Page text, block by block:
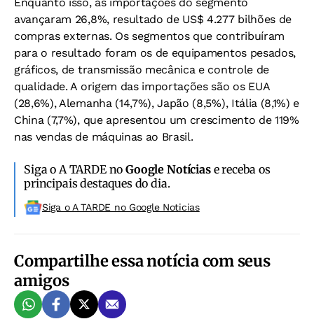
avançaram 26,8%, resultado de US$ 4.277 bilhões de
compras externas. Os segmentos que contribuíram
para o resultado foram os de equipamentos pesados,
gráficos, de transmissão mecânica e controle de
qualidade. A origem das importações são os EUA
(28,6%), Alemanha (14,7%), Japão (8,5%), Itália (8,1%) e
China (7,7%), que apresentou um crescimento de 119%
nas vendas de máquinas ao Brasil.
Siga o A TARDE noGoogle Notíciase receba os
principais destaques do dia.
Siga o A TARDE no Google Noticias
Compartilhe essa notícia com seus
amigos